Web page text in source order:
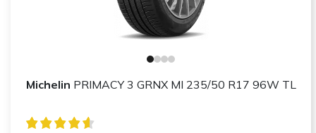
Michelin PRIMACY 3 GRNX MI 235/50 R17 96W TL